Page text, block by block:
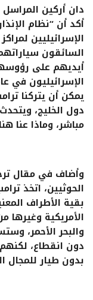
دان أركين
أكد أن “نظام
الإسرائيليين
السائقون
أيديهم على
يمكن أن يتركنا
دول الخليج،
مباشر، وماذا عنا
الحوثيين، اتخذ
بقية الأطراف
الأمريكية
والبحر الأحمر،
دون انقطاع،
بدون طيار للمجال